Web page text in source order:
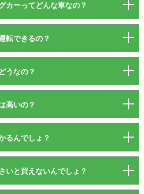
カーってどんな車なの？
転できるの？
うなの？
高いの？
るんでしょ？
いと買えないんでしょ？